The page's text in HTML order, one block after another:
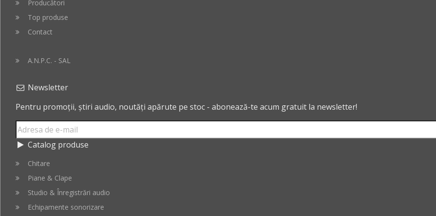
Producători
Top produse
Contact
A.N.P.C. - SAL
Newsletter
Pentru promoții, știri audio, noutăți apărute pe stoc - abonează-te acum gratuit la newsletter!
Catalog produse
Chitare
Piane & Clape
Studio & Înregistrări audio
Echipamente sonorizare